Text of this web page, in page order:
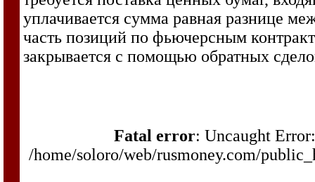
уплачивается сумма равная разнице
часть позиций по фьючерсным
закрывается с помощью обратных
Fatal error: Uncaught
/home/soloro/web/rusmoney.com/